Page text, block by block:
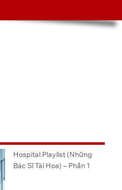
Hospital Playlist (Những
Bác Sĩ Tài Hoa) – Phần 1